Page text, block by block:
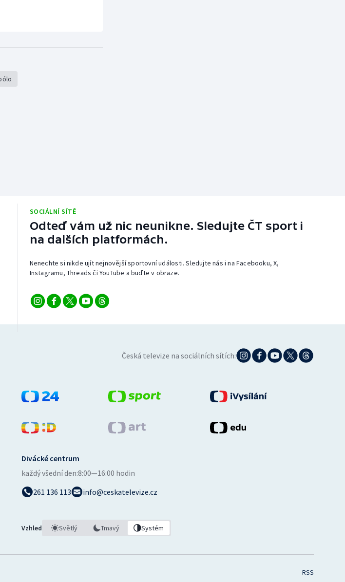
SOCIÁLNÍ SÍTĚ
Odteď vám už nic neunikne. Sledujte ČT sport i
na dalších platformách.
Nenechte si nikde ujít nejnovější sportovní události. Sledujte nás i na Facebooku, X,
Instagramu, Threads či YouTube a buďte v obraze.
Česká televize na sociálních sítích:
Divácké centrum
každý všední den:8:00—16:00 hodin
261 136 113
info@ceskatelevize.cz
Vzhled Světlý Tmavý Systém
RSS